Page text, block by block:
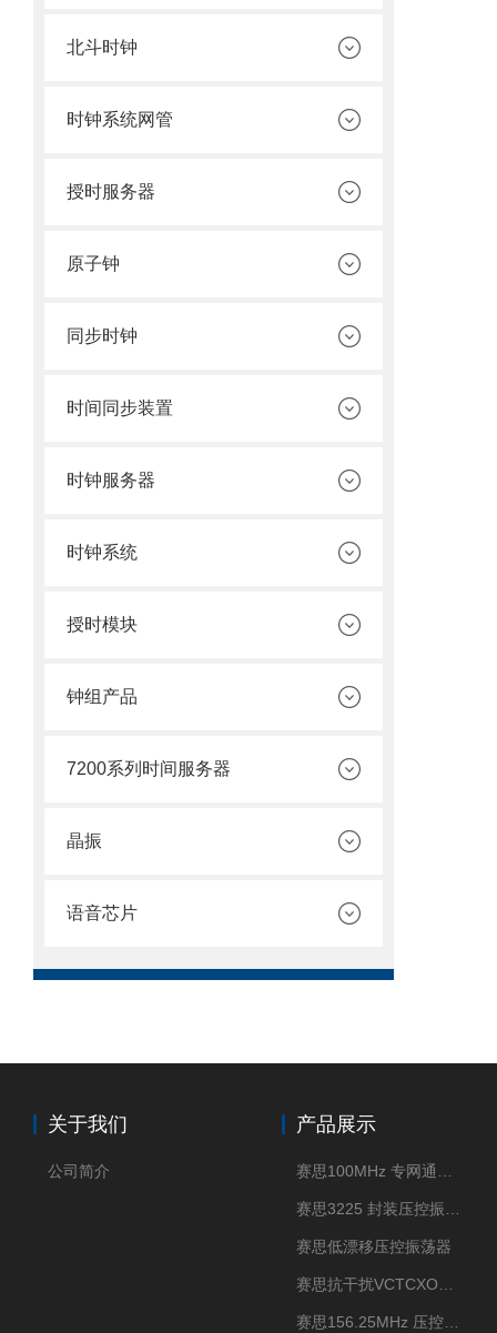
北斗时钟
时钟系统网管
授时服务器
原子钟
同步时钟
时间同步装置
时钟服务器
时钟系统
授时模块
钟组产品
7200系列时间服务器
晶振
语音芯片
关于我们
公司简介
产品展示
赛思低漂移压控振荡器